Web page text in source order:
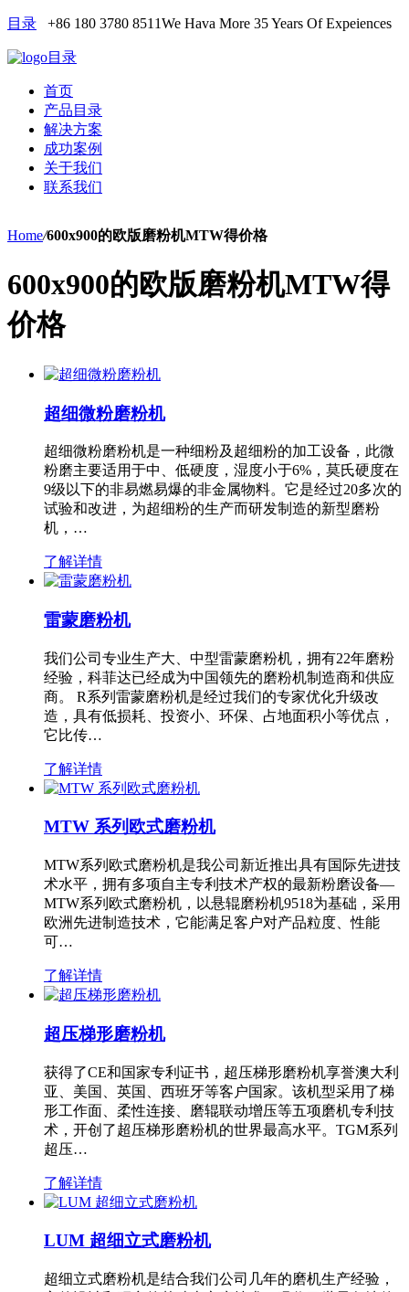
目录 +86 180 3780 8511We Hava More 35 Years Of Expeiences
目录
首页
产品目录
解决方案
成功案例
关于我们
联系我们
Home/600x900的欧版磨粉机MTW得价格
600x900的欧版磨粉机MTW得
价格
超细微粉磨粉机
超细微粉磨粉机是一种细粉及超细粉的加工设备，此微
粉磨主要适用于中、低硬度，湿度小于6%，莫氏硬度在
9级以下的非易燃易爆的非金属物料。它是经过20多次的
试验和改进，为超细粉的生产而研发制造的新型磨粉
机，…
了解详情
雷蒙磨粉机
我们公司专业生产大、中型雷蒙磨粉机，拥有22年磨粉
经验，科菲达已经成为中国领先的磨粉机制造商和供应
商。 R系列雷蒙磨粉机是经过我们的专家优化升级改
造，具有低损耗、投资小、环保、占地面积小等优点，
它比传…
了解详情
MTW 系列欧式磨粉机
MTW系列欧式磨粉机是我公司新近推出具有国际先进技
术水平，拥有多项自主专利技术产权的最新粉磨设备—
MTW系列欧式磨粉机，以悬辊磨粉机9518为基础，采用
欧洲先进制造技术，它能满足客户对产品粒度、性能
可…
了解详情
超压梯形磨粉机
获得了CE和国家专利证书，超压梯形磨粉机享誉澳大利
亚、美国、英国、西班牙等客户国家。该机型采用了梯
形工作面、柔性连接、磨辊联动增压等五项磨机专利技
术，开创了超压梯形磨粉机的世界最高水平。TGM系列
超压…
了解详情
LUM 超细立式磨粉机
超细立式磨粉机是结合我们公司几年的磨机生产经验，